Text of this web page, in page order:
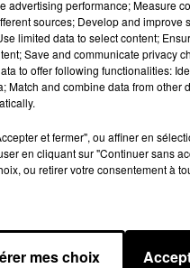
advertising performance; Measure
sources; Develop and
limited data to select content;
Save and communicate privacy
to offer following functionalities:
Match and combine data from other
et fermer", ou affiner en
en cliquant sur "Continuer sans
ou retirer votre consentement à
mes choix